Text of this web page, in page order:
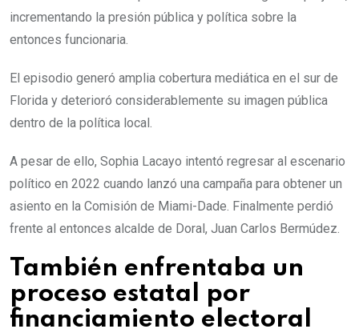
incrementando la presión pública y política sobre la
entonces funcionaria.
El episodio generó amplia cobertura mediática en el sur de
Florida y deterioró considerablemente su imagen pública
dentro de la política local.
A pesar de ello, Sophia Lacayo intentó regresar al escenario
político en 2022 cuando lanzó una campaña para obtener un
asiento en la Comisión de Miami-Dade. Finalmente perdió
frente al entonces alcalde de Doral, Juan Carlos Bermúdez.
También enfrentaba un
proceso estatal por
financiamiento electoral